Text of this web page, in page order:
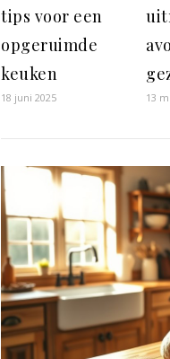
tips voor een
opgeruimde
keuken
18 juni 2025 13